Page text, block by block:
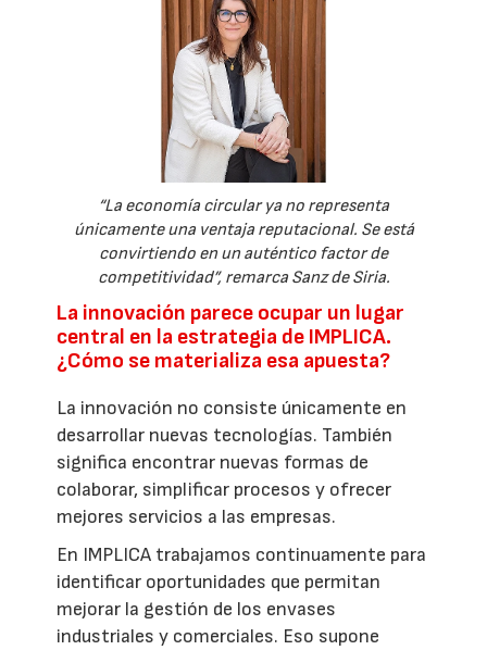
“La economía circular ya no representa
únicamente una ventaja reputacional. Se está
convirtiendo en un auténtico factor de
competitividad”, remarca Sanz de Siria.
La innovación parece ocupar un lugar
central en la estrategia de IMPLICA.
¿Cómo se materializa esa apuesta?
La innovación no consiste únicamente en
desarrollar nuevas tecnologías. También
significa encontrar nuevas formas de
colaborar, simplificar procesos y ofrecer
mejores servicios a las empresas.
En IMPLICA trabajamos continuamente para
identificar oportunidades que permitan
mejorar la gestión de los envases
industriales y comerciales. Eso supone